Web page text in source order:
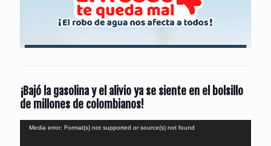
¡Bajó la gasolina y el alivio ya se siente en el bolsillo
de millones de colombianos!
Reproductor
Media error: Format(s) not supported or source(s) not found